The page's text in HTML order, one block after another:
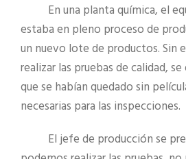
En una planta química, el
estaba en pleno proceso de
un nuevo lote de productos. Sin
realizar las pruebas de calidad,
que se habían quedado sin
necesarias para las inspecciones.
El jefe de producción se